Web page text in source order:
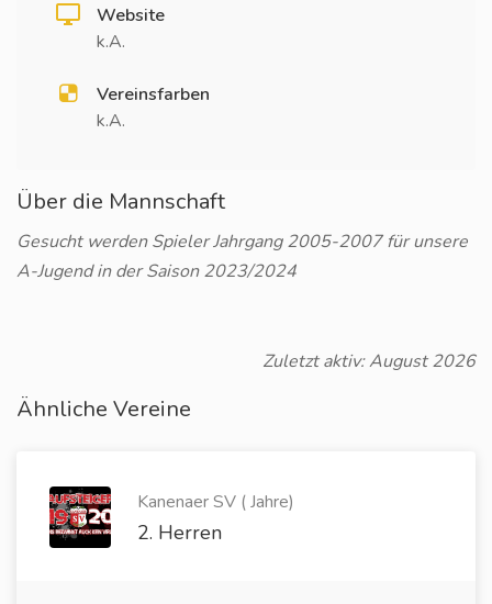
Website
k.A.
Vereinsfarben
k.A.
Über die Mannschaft
Gesucht werden Spieler Jahrgang 2005-2007 für unsere
A-Jugend in der Saison 2023/2024
Zuletzt aktiv: August 2026
Ähnliche Vereine
Kanenaer SV ( Jahre)
2. Herren